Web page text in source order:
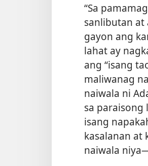
“Sa
sanlibutan at
gayon ang
lahat ay
ang “isang
maliwanag
naiwala ni
sa paraisong
isang
kasalanan at
naiwala